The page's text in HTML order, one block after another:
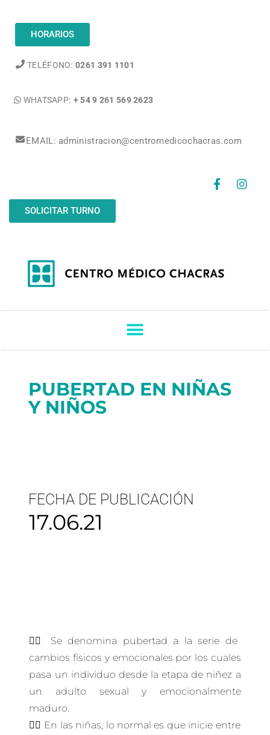
HORARIOS
TELÉFONO: 0261 391 1101
WHATSAPP: + 54 9 261 569 2623
EMAIL: administracion@centromedicochacras.com
SOLICITAR TURNO
PUBERTAD EN NIÑAS
Y NIÑOS
FECHA DE PUBLICACIÓN
17.06.21
👉🏻 Se denomina pubertad a la serie de
cambios físicos y emocionales por los cuales
pasa un individuo desde la etapa de niñez a
un adulto sexual y emocionalmente
maduro.
🙋‍♀️ En las niñas, lo normal es que inicie entre